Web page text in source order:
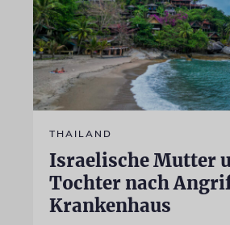
THAILAND
Israelische Mutter
Tochter nach
Krankenhaus